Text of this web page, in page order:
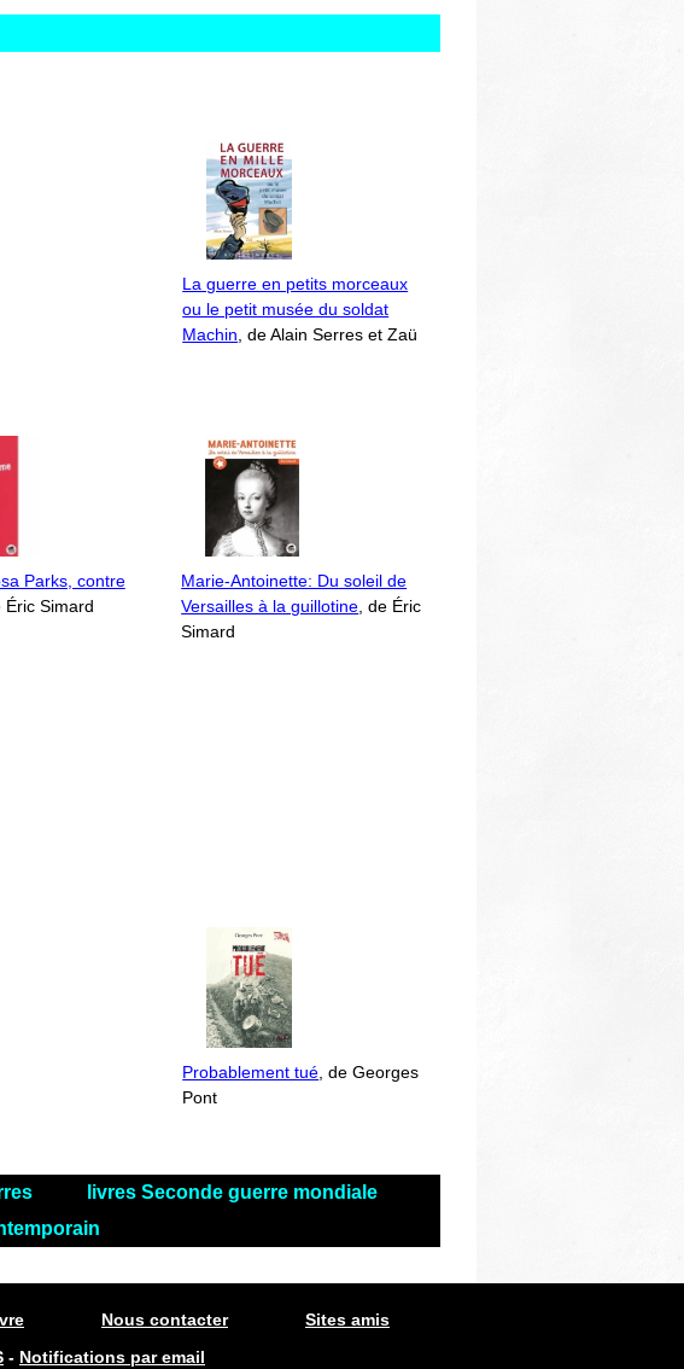
La guerre en petits morceaux
ou le petit musée du soldat
Machin , de Alain Serres et Zaü
Parks, contre
Éric Simard
Marie-Antoinette: Du soleil de
Versailles à la guillotine , de Éric
Simard
Probablement tué , de Georges
Pont
livres Seconde guerre mondiale
Nous contacter
Sites amis
- Notifications par email